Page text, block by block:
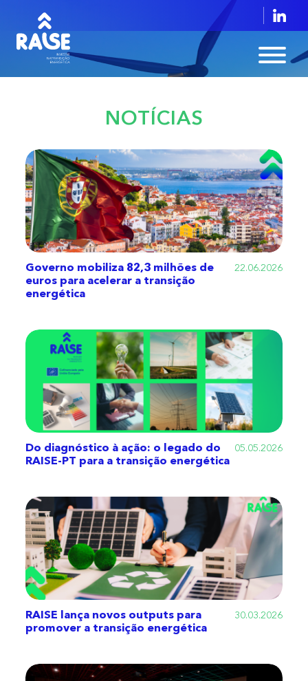
NOTÍCIAS
Governo mobiliza 82,3 milhões de
euros para acelerar a transição
energética
22.06.2026
Do diagnóstico à ação: o legado do
RAISE-PT para a transição energética
05.05.2026
RAISE lança novos outputs para
promover a transição energética
30.03.2026